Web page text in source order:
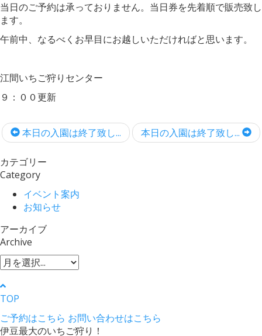
当日のご予約は承っておりません。当日券を先着順で販売致し
ます。
午前中、なるべくお早目にお越しいただければと思います。
江間いちご狩りセンター
９：００更新
本日の入園は終了致し... 本日の入園は終了致し...
カテゴリー
Category
イベント案内
お知らせ
アーカイブ
Archive
TOP
ご予約はこちら お問い合わせはこちら
伊豆最大のいちご狩り！